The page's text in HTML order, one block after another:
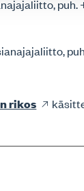
puh.
rikos